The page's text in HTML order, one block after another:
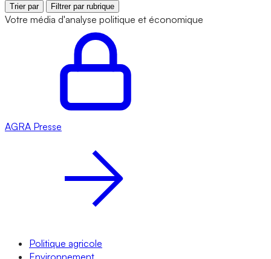
Trier par Filtrer par rubrique
Votre média d'analyse politique et économique
AGRA Presse
Politique agricole
Environnement